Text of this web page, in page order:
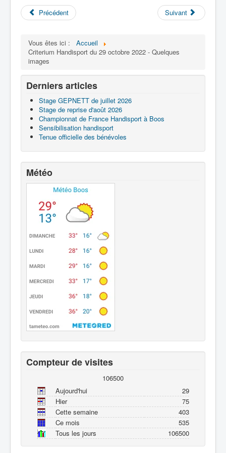
Précédent Suivant
Vous êtes ici :
Accueil
Criterium Handisport du 29 octobre 2022 - Quelques
images
Derniers articles
Stage GEPNETT de juillet 2026
Stage de reprise d'août 2026
Championnat de France Handisport à Boos
Sensibilisation handisport
Tenue officielle des bénévoles
Météo
Compteur de visites
106500
Aujourd'hui
29
Hier
75
Cette semaine
403
Ce mois
535
Tous les jours
106500